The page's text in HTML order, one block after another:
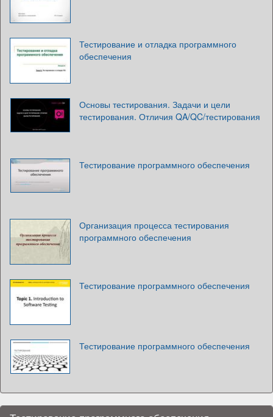
Тестирование и отладка программного
обеспечения
Основы тестирования. Задачи и цели
тестирования. Отличия QA/QC/тестирования
Тестирование программного обеспечения
Организация процесса тестирования
программного обеспечения
Тестирование программного обеспечения
Тестирование программного обеспечения